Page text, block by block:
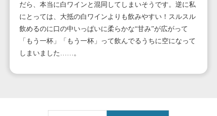
だら、本当に白ワインと混同してしまいそうです。逆に私
にとっては、大抵の白ワインよりも飲みやすい！スルスル
飲めるのに口の中いっぱいに柔らかな“甘み”が広がって
「もう一杯」「もう一杯」って飲んでるうちに空になって
しまいました……。